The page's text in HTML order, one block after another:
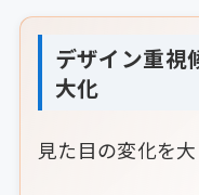
デザイン重視
大化
見た目の変化を